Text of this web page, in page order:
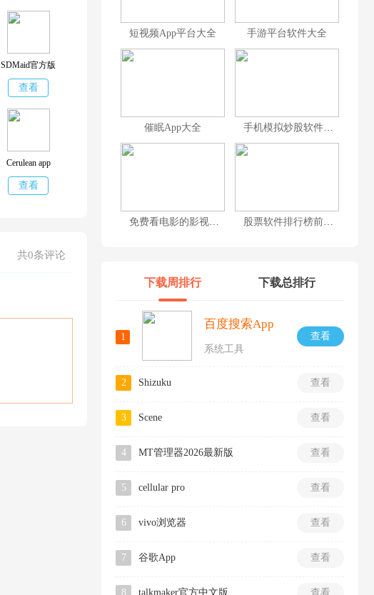
SDMaid官方版
查看
Cerulean app
查看
共0条评论
短视频App平台大全 手游平台软件大全
催眠App大全 手机模拟炒股软件合集
免费看电影的影视App大全 股票软件排行榜前十名
下载周排行 下载总排行
1 查看
百度搜索App
系统工具
2 查看
Shizuku
3 查看
Scene
4 查看
MT管理器2026最新版
5 查看
cellular pro
6 查看
vivo浏览器
7 查看
谷歌App
8 查看
talkmaker官方中文版